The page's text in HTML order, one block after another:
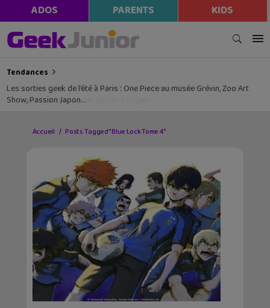
ADOS PARENTS KIDS
Tendances
Les sorties geek de l’été à Paris : One Piece au musée Grévin, Zoo Art
Show, Passion Japon…
Accueil Posts Tagged "Blue Lock Tome 4"